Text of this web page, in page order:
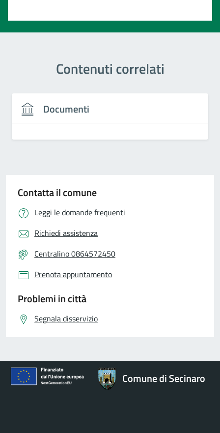
Contenuti correlati
Documenti
Contatta il comune
Leggi le domande frequenti
Richiedi assistenza
Centralino 0864572450
Prenota appuntamento
Problemi in città
Segnala disservizio
Comune di Secinaro